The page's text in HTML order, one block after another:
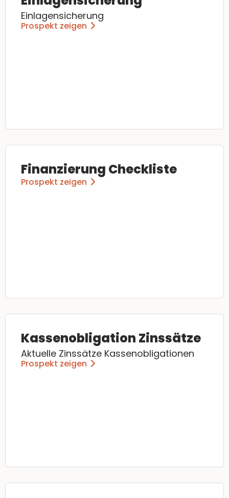
Einlagensicherung
Prospekt zeigen
Finanzierung Checkliste
Prospekt zeigen
Kassenobligation Zinssätze
Aktuelle Zinssätze Kassenobligationen
Prospekt zeigen